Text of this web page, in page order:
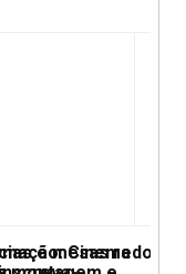
e mesas
Cinema